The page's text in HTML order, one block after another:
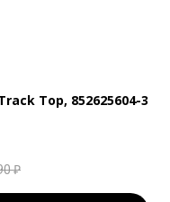
Top, 852625604-3
₽